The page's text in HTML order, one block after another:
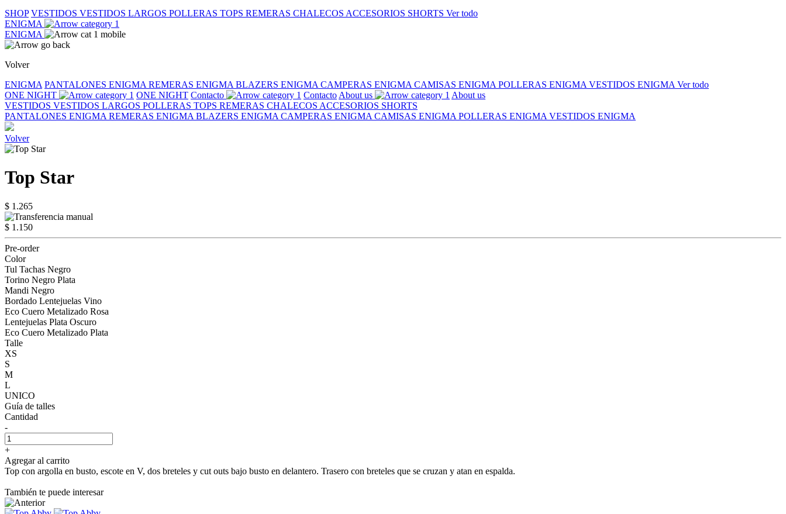
SHOP VESTIDOS VESTIDOS LARGOS POLLERAS TOPS REMERAS CHALECOS ACCESORIOS SHORTS Ver todo
ENIGMA
ENIGMA
Volver
ENIGMA PANTALONES ENIGMA REMERAS ENIGMA BLAZERS ENIGMA CAMPERAS ENIGMA CAMISAS ENIGMA POLLERAS ENIGMA VESTIDOS ENIGMA Ver todo
ONE NIGHT
ONE NIGHT Contacto Contacto About us
About us
VESTIDOS VESTIDOS LARGOS POLLERAS TOPS REMERAS CHALECOS ACCESORIOS SHORTS
PANTALONES ENIGMA REMERAS ENIGMA BLAZERS ENIGMA CAMPERAS ENIGMA CAMISAS ENIGMA POLLERAS ENIGMA VESTIDOS ENIGMA
Volver
Top Star
$ 1.265
$ 1.150
Pre-order
Color
Tul Tachas Negro
Torino Negro Plata
Mandi Negro
Bordado Lentejuelas Vino
Eco Cuero Metalizado Rosa
Lentejuelas Plata Oscuro
Eco Cuero Metalizado Plata
Talle
XS
S
M
L
UNICO
Guía de talles
Cantidad
-
+
Agregar al carrito
Top con argolla en busto, escote en V, dos breteles y cut outs bajo busto en delantero. Trasero con breteles que se cruzan y atan en espalda.
También te puede interesar